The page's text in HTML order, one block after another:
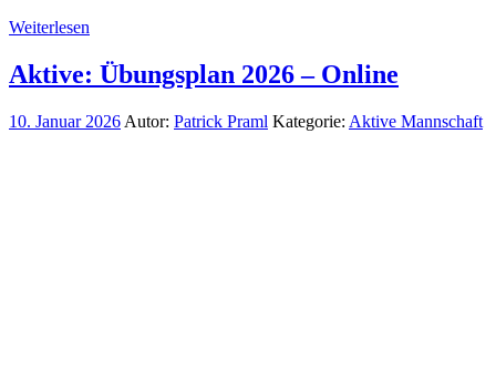
Weiterlesen
Aktive: Übungsplan 2026 – Online
10. Januar 2026 Autor: Patrick Praml Kategorie: Aktive Mannschaft